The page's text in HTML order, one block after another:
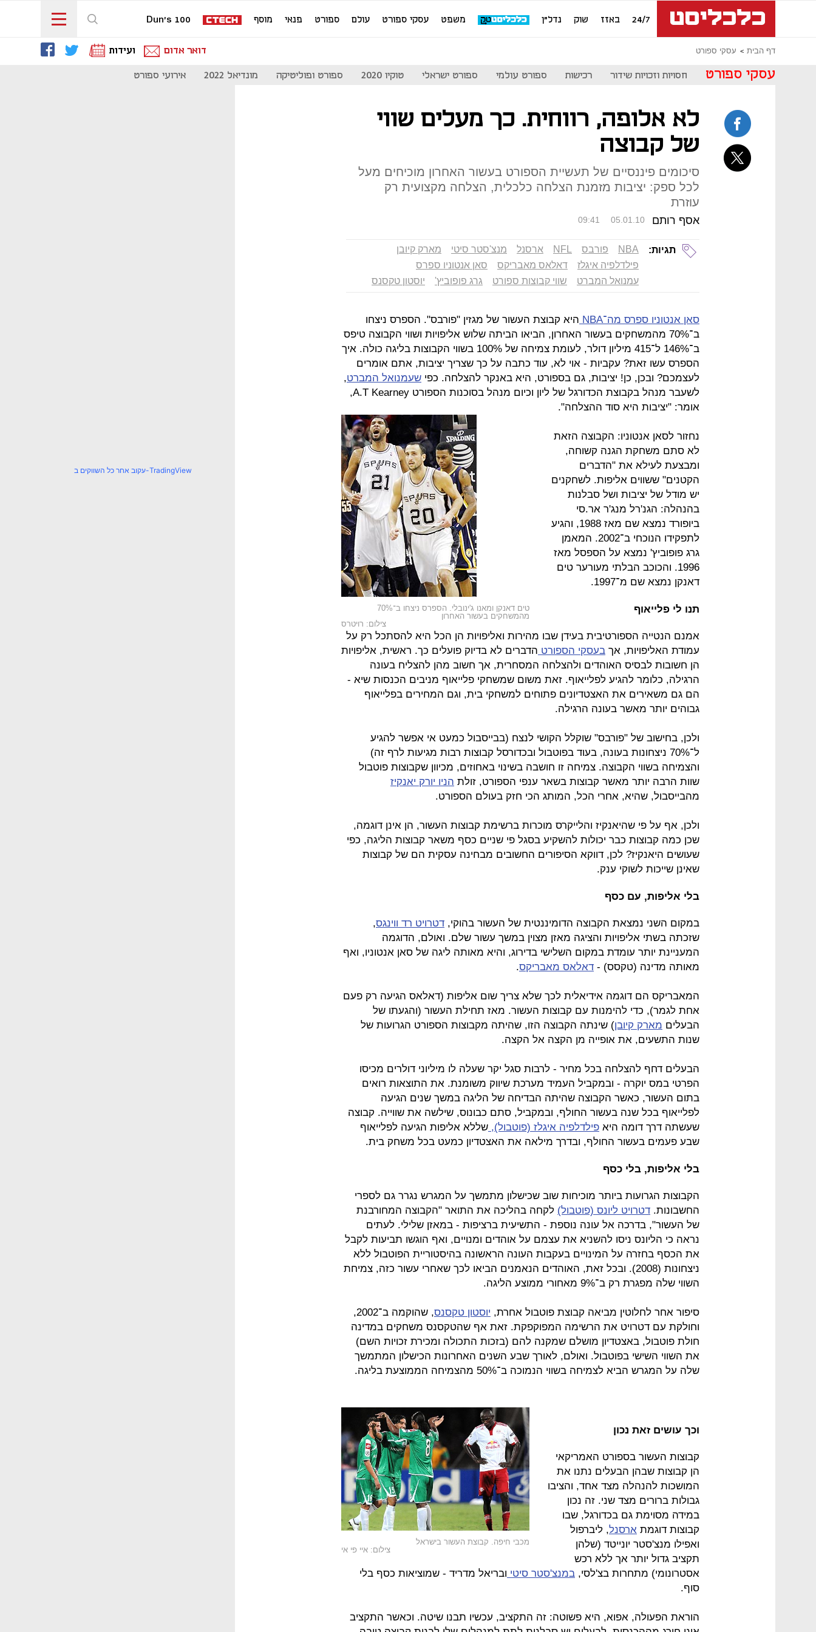
24/7 באזז שוק נדל"ן משפט עסקי ספורט עולם ספורט פנאי מוסף Dun's 100
דף הבית עסקי ספורט דואר אדום ועידות
עסקי ספורט חסויות וזכויות שידור רכישות ספורט עולמי ספורט ישראלי טוקיו 2020 ספורט ופוליטיקה מונדיאל 2022 אירועי ספורט
לא אלופה, רווחית. כך מעלים שווי
של קבוצה
סיכומים פיננסיים של תעשיית הספורט בעשור האחרון מוכיחים מעל
לכל ספק: יציבות מזמנת הצלחה כלכלית, הצלחה מקצועית רק
עוזרת
אסף רותם 09:41 05.01.10
תגיות: NBA פורבס NFL ארסנל מנצ'סטר סיטי
מארק קיובן
פילדלפיה איגלז
דאלאס מאבריקס
סאן אנטוניו ספרס
עמנואל המברט
שווי קבוצות ספורט גרג פופוביץ' יוסטון טקסנס
סאן אנטוניו ספרס מה־NBA
היא קבוצת העשור של מגזין "פורבס". הספרס ניצחו
ב־70% מהמשחקים בעשור האחרון, הביאו הביתה שלוש אליפויות ושווי הקבוצה טיפס
ב־146% ל־415 מיליון דולר, לעומת צמיחה של 100% בשווי הקבוצות בליגה כולה. איך
הספרס עשו זאת? עקביות - אוי לא, עוד כתבה על כך שצריך יציבות, אתם אומרים
לעצמכם? ובכן, כן! יציבות, גם בספורט, היא באנקר להצלחה. כפי שעמנואל המברט,
לשעבר מנהל בקבוצת הכדורגל של ליון וכיום מנהל בסוכנות הספורט A.T Kearney,
אומר: "יציבות היא סוד ההצלחה".
טים דאנקן ומאנו ג'ינובלי. הספרס ניצחו ב־70%
מהמשחקים בעשור האחרון
צילום: רויטרס
נחזור לסאן אנטוניו: הקבוצה הזאת
לא סתם משחקת הגנה קשוחה,
ומבצעת לעילא את "הדברים
הקטנים" ששווים אליפות. לשחקנים
יש מודל של יציבות ושל סבלנות
בהנהלה: הגנ'רל מנג'ר אר.סי
ביופורד נמצא שם מאז 1988, והגיע
לתפקידו הנוכחי ב־2002. המאמן
גרג פופוביץ' נמצא על הספסל מאז
1996. והכוכב הבלתי מעורער טים
דאנקן נמצא שם מ־1997.
תנו לי פלייאוף
אמנם הנטייה הספורטיבית בעידן שבו מהירות ואליפויות הן הכל היא להסתכל רק על
עמודת האליפויות, אך בעסקי הספורט הדברים לא בדיוק פועלים כך. ראשית, אליפויות
הן חשובות לבסיס האוהדים ולהצלחה המסחרית, אך חשוב מהן להצליח בעונה
הרגילה, כלומר להגיע לפלייאוף. זאת משום שמשחקי פלייאוף מניבים הכנסות שיא -
הם גם משאירים את האצטדיונים פתוחים למשחקי בית, וגם המחירים בפלייאוף
גבוהים יותר מאשר בעונה הרגילה.
ולכן, בחישוב של "פורבס" שוקלל הקושי לנצח (בבייסבול כמעט אי אפשר להגיע
ל־70% ניצחונות בעונה, בעוד בפוטבול ובכדורסל קבוצות רבות מגיעות לרף זה)
והצמיחה בשווי הקבוצה. צמיחה זו חושבה בשינוי באחוזים, מכיוון שקבוצות פוטבול
שוות הרבה יותר מאשר קבוצות בשאר ענפי הספורט, זולת הניו יורק יאנקיז
מהבייסבול, שהיא, אחרי הכל, המותג הכי חזק בעולם הספורט.
ולכן, אף על פי שהיאנקיז והלייקרס מוכרות ברשימת קבוצות העשור, הן אינן דוגמה,
שכן כמה קבוצות כבר יכולות להשקיע בסגל פי שניים כסף משאר קבוצות הליגה, כפי
שעושים היאנקיז? לכן, דווקא הסיפורים החשובים מבחינה עסקית הם של קבוצות
שאינן שייכות לשוקי ענק.
בלי אליפות, עם כסף
במקום השני נמצאת הקבוצה הדומיננטית של העשור בהוקי, דטרויט רד ווינגס,
שזכתה בשתי אליפויות והציגה מאזן מצוין במשך עשור שלם. ואולם, הדוגמה
המעניינת יותר עומדת במקום השלישי בדירוג, והיא מאותה ליגה של סאן אנטוניו, ואף
מאותה מדינה (טקסס) - דאלאס מאבריקס.
המאבריקס הם דוגמה אידיאלית לכך שלא צריך שום אליפות (דאלאס הגיעה רק פעם
אחת לגמר), כדי להימנות עם קבוצות העשור. מאז תחילת העשור (והגעתו של
הבעלים מארק קיובן) שינתה הקבוצה הזו, שהיתה מקבוצות הספורט הגרועות של
שנות התשעים, את אופייה מן הקצה אל הקצה.
הבעלים דחף להצלחה בכל מחיר - לרבות סגל יקר שעלה לו מיליוני דולרים מכיסו
הפרטי במס יוקרה - ובמקביל העמיד מערכת שיווק משומנת. את התוצאות רואים
בתום העשור, כאשר הקבוצה שהיתה הבדיחה של הליגה במשך שנים הגיעה
לפלייאוף בכל שנה בעשור החולף, ובמקביל, סתם כבונוס, שילשה את שווייה. קבוצה
שעשתה דרך דומה היא פילדלפיה איגלז (פוטבול), שללא אליפות הגיעה לפלייאוף
שבע פעמים בעשור החולף, ובדרך מילאה את האצטדיון כמעט בכל משחק בית.
בלי אליפות, בלי כסף
הקבוצות הגרועות ביותר מוכיחות שוב שכישלון מתמשך על המגרש נגרר גם לספרי
החשבונות. דטרויט ליונס (פוטבול) לקחה בהליכה את התואר "הקבוצה המחורבנת
של העשור", בדרכה אל עונה נוספת - התשיעית ברציפות - במאזן שלילי. לעתים
נראה כי הליונס ניסו להשניא את עצמם על אוהדים ומנויים, ואף הוגשו תביעות לקבל
את הכסף בחזרה על המינויים בעקבות העונה הראשונה בהיסטוריית הפוטבול ללא
ניצחונות (2008). ובכל זאת, האוהדים הנאמנים הביאו לכך שאחרי עשור כזה, צמיחת
השווי שלה מפגרת רק ב־9% מאחורי ממוצע הליגה.
סיפור אחר לחלוטין מביאה קבוצת פוטבול אחרת, יוסטון טקסנס
, שהוקמה ב־2002,
וחולקת עם דטרויט את הרשימה המפוקפקת. זאת אף שהטקסנס משחקים במדינה
חולת פוטבול, באצטדיון מושלם שמקנה להם (בזכות התכולה ומכירת זכויות השם)
את השווי השישי בפוטבול. ואולם, לאורך שבע השנים האחרונות הכישלון המתמשך
שלה על המגרש הביא לצמיחה בשווי הנמוכה ב־50% מהצמיחה הממוצעת בליגה.
מכבי חיפה. קבוצת העשור בישראל
צילום: איי פי אי
וכך עושים זאת נכון
קבוצות העשור בספורט האמריקאי
הן קבוצות שבהן הבעלים נתנו את
המושכות להנהלה מצד אחד, והציבו
גבולות ברורים מצד שני. זה נכון
במידה מסוימת גם בכדורגל, שבו
קבוצות דוגמת ארסנל, ליברפול
ואפילו מנצ'סטר יונייטד (שלהן
תקציב גדול יותר אך ללא רכש
אסטרונומי) מתחרות בצ'לסי, במנצ'סטר סיטי ובריאל מדריד - שמוציאות כסף בלי
סוף.
הוראת הפעולה, אפוא, היא פשוטה: זה התקציב, עכשיו תבנו שיטה. וכאשר התקציב
עקוב אחר כל השווקים ב-TradingView